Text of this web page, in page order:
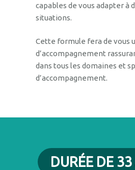
capables de vous adapter à
situations.
Cette formule fera de vous
d’accompagnement
dans tous les domaines et
d’accompagnement.
DURÉE DE